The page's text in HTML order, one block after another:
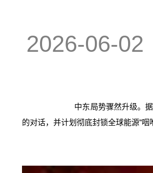
2026-06-02
中东局势骤然升级。
的对话，并计划彻底封锁全球能源“